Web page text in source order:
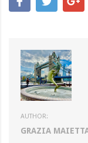
AUTHOR:
GRAZIA